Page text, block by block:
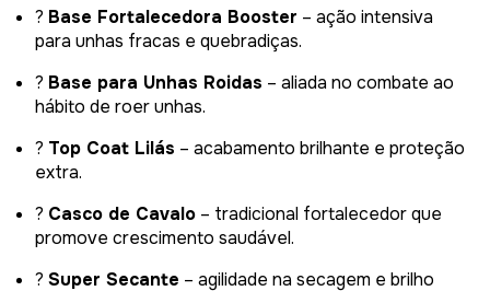
? Base Fortalecedora Booster – ação intensiva
para unhas fracas e quebradiças.
? Base para Unhas Roidas – aliada no combate ao
hábito de roer unhas.
? Top Coat Lilás – acabamento brilhante e proteção
extra.
? Casco de Cavalo – tradicional fortalecedor que
promove crescimento saudável.
? Super Secante – agilidade na secagem e brilho